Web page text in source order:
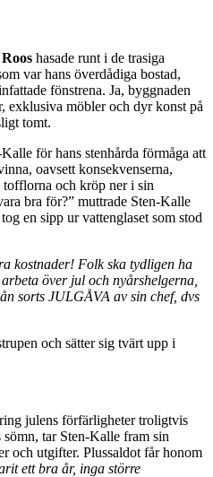
hasade runt i de trasiga
var hans överdådiga bostad,
fönstrena. Ja, byggnaden
exklusiva möbler och dyr konst på
tomt.
för hans stenhårda förmåga att
oavsett konsekvenserna,
tofflorna och kröp ner i sin
bra för?” muttrade Sten-Kalle
en sipp ur vattenglaset som stod
kostnader! Folk ska tydligen ha
över jul och nyårshelgerna,
sorts JULGÅVA av sin chef, dvs
och sätter sig tvärt upp i
julens förfärligheter troligtvis
tar Sten-Kalle fram sin
och utgifter. Plussaldot får honom
ett bra år, inga större